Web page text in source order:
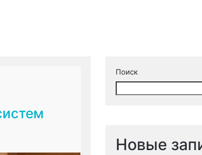
Поиск
Новые